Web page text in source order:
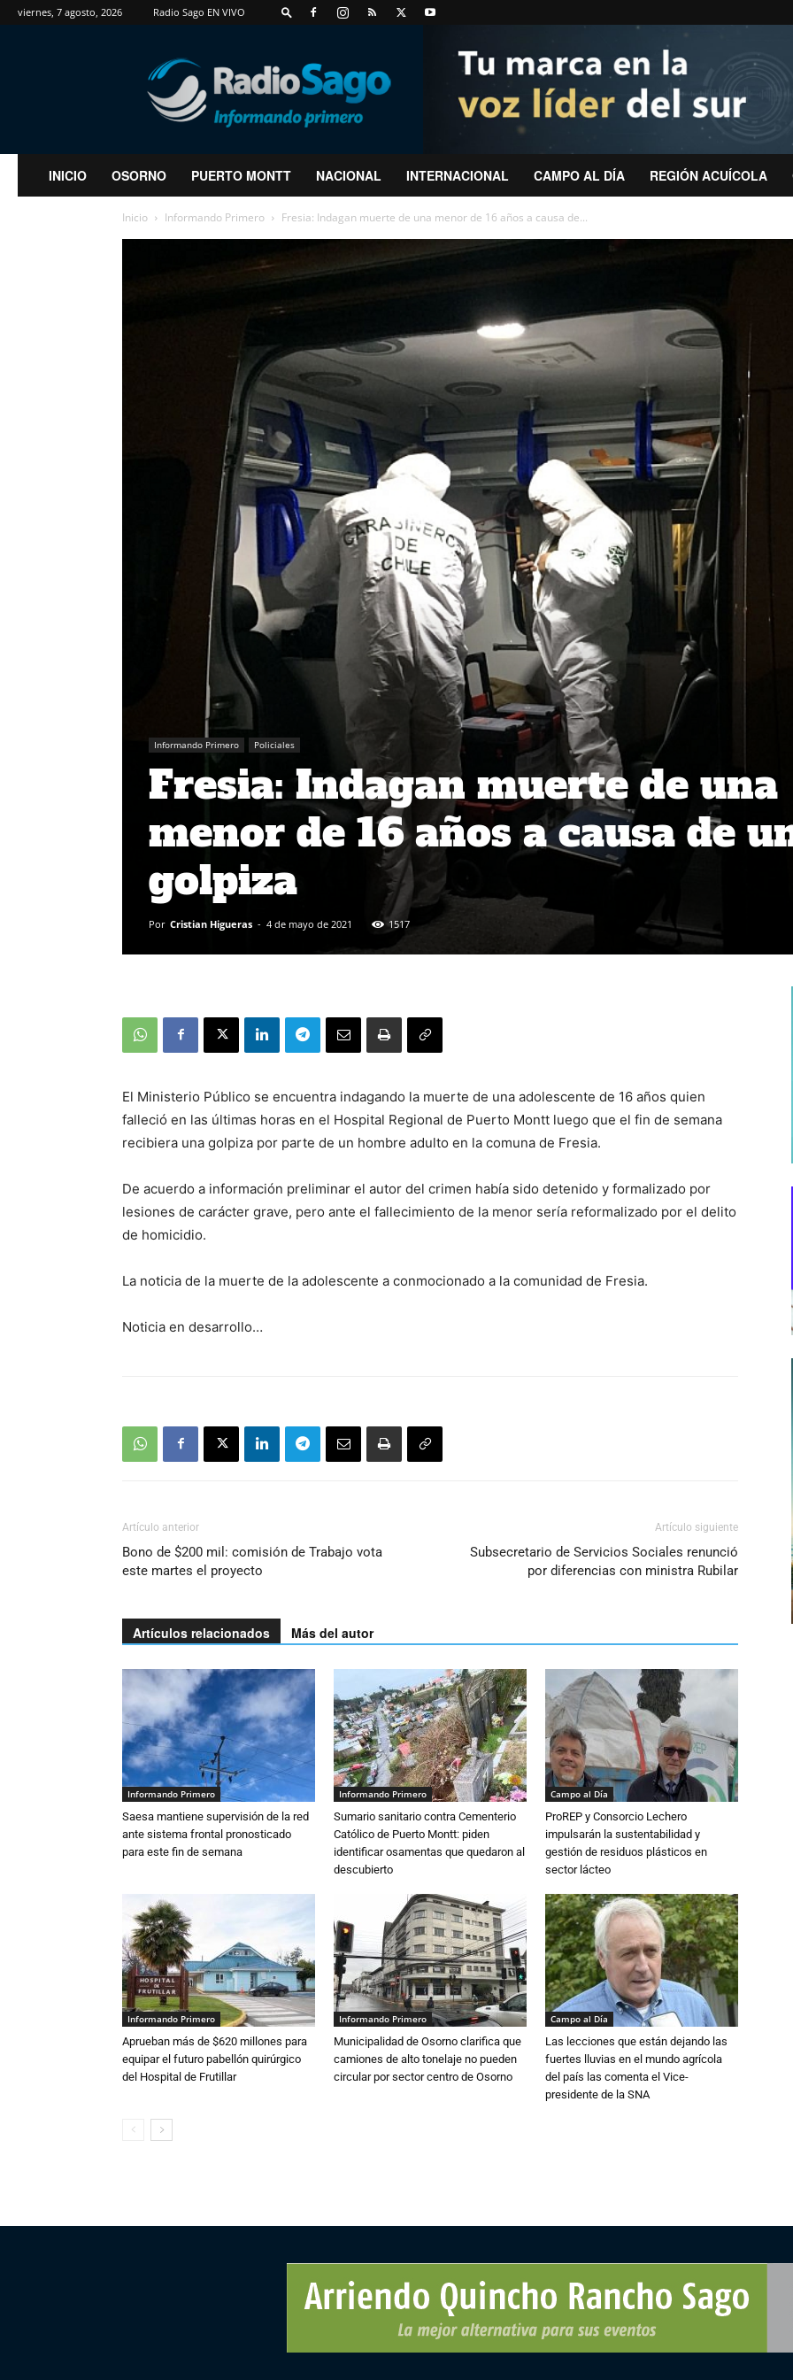
viernes, 7 agosto, 2026 Radio Sago EN VIVO
RadioSago
INICIO OSORNO PUERTO MONTT NACIONAL INTERNACIONAL CAMPO AL DÍA REGIÓN ACUÍCOLA
Inicio Informando Primero Fresia: Indagan muerte de una menor de 16 años a causa de...
Informando Primero Policiales
Fresia: Indagan muerte de una
menor de 16 años a causa de
golpiza
Por Cristian Higueras - 4 de mayo de 2021 1517
El Ministerio Público se encuentra indagando la muerte de una adolescente de 16 años quien
falleció en las últimas horas en el Hospital Regional de Puerto Montt luego que el fin de semana
recibiera una golpiza por parte de un hombre adulto en la comuna de Fresia.
De acuerdo a información preliminar el autor del crimen había sido detenido y formalizado por
lesiones de carácter grave, pero ante el fallecimiento de la menor sería reformalizado por el delito
de homicidio.
La noticia de la muerte de la adolescente a conmocionado a la comunidad de Fresia.
Noticia en desarrollo…
Artículo anterior
Bono de $200 mil: comisión de Trabajo vota
este martes el proyecto
Artículo siguiente
Subsecretario de Servicios Sociales renunció
por diferencias con ministra Rubilar
Artículos relacionados Más del autor
Informando Primero
Saesa mantiene supervisión de la red
ante sistema frontal pronosticado
para este fin de semana
Informando Primero
Sumario sanitario contra Cementerio
Católico de Puerto Montt: piden
identificar osamentas que quedaron al
descubierto
Campo al Día
ProREP y Consorcio Lechero
impulsarán la sustentabilidad y
gestión de residuos plásticos en
sector lácteo
Informando Primero
Aprueban más de $620 millones para
equipar el futuro pabellón quirúrgico
del Hospital de Frutillar
Informando Primero
Municipalidad de Osorno clarifica que
camiones de alto tonelaje no pueden
circular por sector centro de Osorno
Campo al Día
Las lecciones que están dejando las
fuertes lluvias en el mundo agrícola
del país las comenta el Vice-
presidente de la SNA